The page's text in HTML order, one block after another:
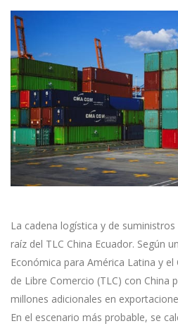
La cadena logística y de
raíz del TLC China Ecuador. Según
Económica para América Latina y el
de Libre Comercio (TLC) con China
millones adicionales en
En el escenario más probable, se